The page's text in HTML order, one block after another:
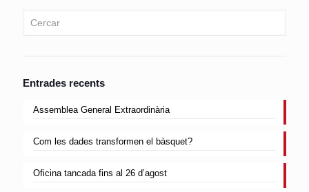
Entrades recents
Assemblea General Extraordinària
Com les dades transformen el bàsquet?
Oficina tancada fins al 26 d’agost